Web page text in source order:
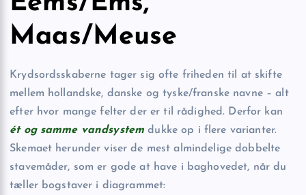
Maas/Meuse
Krydsordsskaberne tager sig ofte friheden til at skifte
mellem hollandske, danske og tyske/franske navne – alt
efter hvor mange felter der er til rådighed. Derfor kan
ét og samme vandsystem dukke op i flere varianter.
Skemaet herunder viser de mest almindelige dobbelte
stavemåder, som er gode at have i baghovedet, når du
tæller bogstaver i diagrammet: